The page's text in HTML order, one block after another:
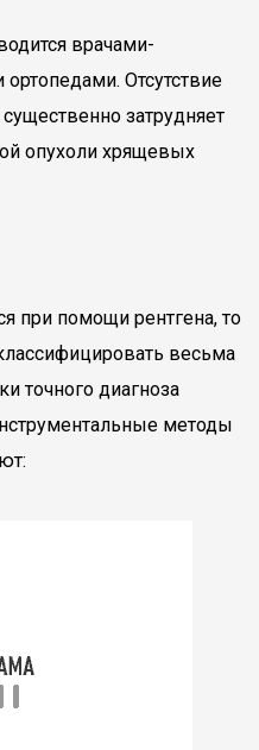
врачами-
Отсутствие
затрудняет
опухоли хрящевых
при помощи рентгена, то
весьма
точного диагноза
методы